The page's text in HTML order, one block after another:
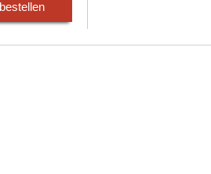
bestellen